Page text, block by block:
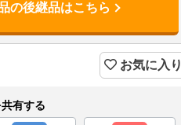
の後継品はこちら
お気に入り
有する